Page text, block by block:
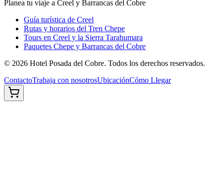
Planea tu viaje a Creel y Barrancas del Cobre
Guía turística de Creel
Rutas y horarios del Tren Chepe
Tours en Creel y la Sierra Tarahumara
Paquetes Chepe y Barrancas del Cobre
© 2026 Hotel Posada del Cobre. Todos los derechos reservados.
ContactoTrabaja con nosotrosUbicaciónCómo Llegar